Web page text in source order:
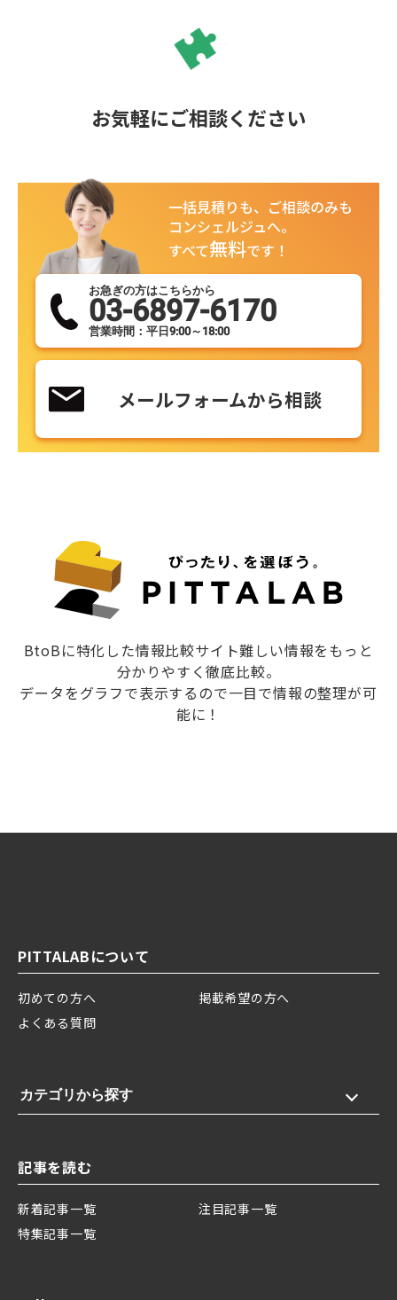
お気軽にご相談ください
一括見積りも、ご相談のみも
コンシェルジュへ。
すべて無料です！
お急ぎの方はこちらから
03-6897-6170
営業時間：平日9:00～18:00
メールフォームから相談
BtoBに特化した情報比較サイト難しい情報をもっと
分かりやすく徹底比較。
データをグラフで表示するので一目で情報の整理が可
能に！
PITTALABについて
初めての方へ
掲載希望の方へ
よくある質問
カテゴリから探す
記事を読む
新着記事一覧
注目記事一覧
特集記事一覧